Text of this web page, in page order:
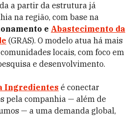
a partir da estrutura já
na região, com base na
e Abastecimento da
(GRAS). O modelo atua há mais
locais, com foco em
e desenvolvimento.
Ingredientes é conectar
pela companhia — além de
— a uma demanda global,